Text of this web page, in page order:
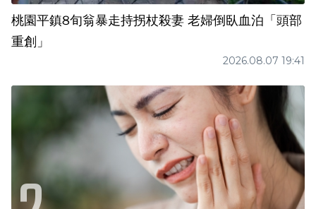
桃園平鎮8旬翁暴走持拐杖殺妻 老婦倒臥血泊「頭部
重創」
2026.08.07 19:41